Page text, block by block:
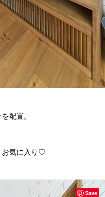
配置。
お気に入り♡
Save